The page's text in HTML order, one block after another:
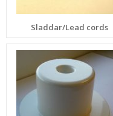
Sladdar/Lead cords